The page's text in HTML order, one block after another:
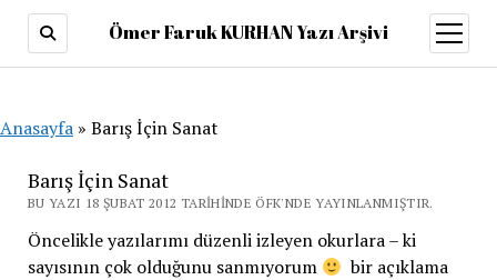
Ömer Faruk KURHAN Yazı Arşivi
aç
Anasayfa » Barış İçin Sanat
Barış İçin Sanat
BU YAZI 18 ŞUBAT 2012 TARIHINDE ÖFK'NDE YAYINLANMIŞTIR.
Öncelikle yazılarımı düzenli izleyen okurlara – ki
sayısının çok olduğunu sanmıyorum
bir açıklama